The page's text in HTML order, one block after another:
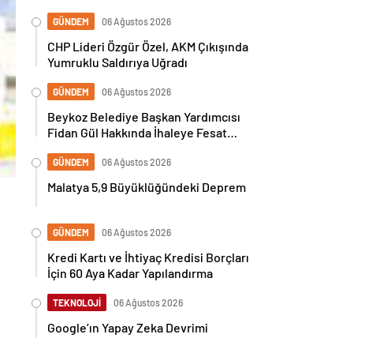
GÜNDEM 06 Ağustos 2026
CHP Lideri Özgür Özel, AKM Çıkışında
Yumruklu Saldırıya Uğradı
GÜNDEM 06 Ağustos 2026
Beykoz Belediye Başkan Yardımcısı
Fidan Gül Hakkında İhaleye Fesat
GÜNDEM 06 Ağustos 2026
Malatya 5,9 Büyüklüğündeki Deprem
GÜNDEM 06 Ağustos 2026
Kredi Kartı ve İhtiyaç Kredisi Borçları
İçin 60 Aya Kadar Yapılandırma
TEKNOLOJİ 06 Ağustos 2026
Google’ın Yapay Zeka Devrimi